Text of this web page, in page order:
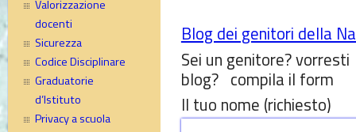
Valorizzazione
docenti
Sicurezza
Codice Disciplinare
Graduatorie
d’Istituto
Privacy a scuola
Blog dei genitori della
Sei un genitore?
blog? compila il form
Il tuo nome (richiesto)